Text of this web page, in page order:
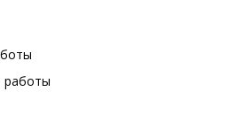
работы